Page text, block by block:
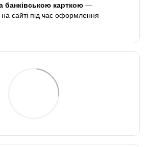
банківською карткою —
сайті під час оформлення